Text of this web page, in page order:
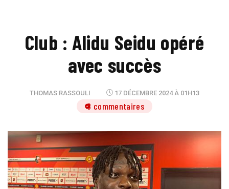
Club : Alidu Seidu opéré
avec succès
THOMAS RASSOULI 17 DÉCEMBRE 2024 À 01H13
8 commentaires